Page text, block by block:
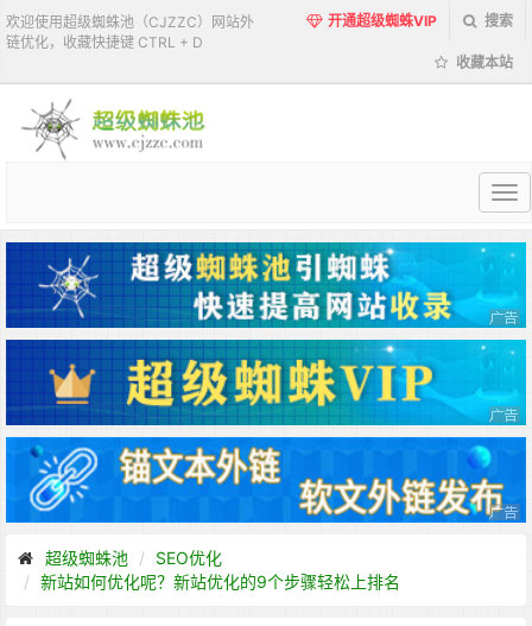
欢迎使用超级蜘蛛池（CJZZC）网站外
链优化，收藏快捷键 CTRL + D
开通超级蜘蛛VIP 搜索
收藏本站
超
蜘
蛛
池
超级蜘蛛池
SEO优化
新站如何优化呢？新站优化的9个步骤轻松上排名